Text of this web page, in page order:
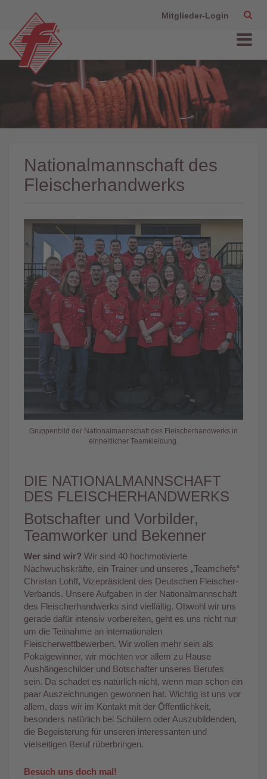
Mitglieder-Login
Nationalmannschaft des
Fleischerhandwerks
Gruppenbild der Nationalmannschaft des Fleischerhandwerks in
einheitlicher Teamkleidung.
DIE NATIONALMANNSCHAFT
DES FLEISCHERHANDWERKS
Botschafter und Vorbilder,
Teamworker und Bekenner
Wer sind wir? Wir sind 40 hochmotivierte
Nachwuchskräfte, ein Trainer und unseres „Teamchefs“
Christan Lohff, Vizepräsident des Deutschen Fleischer-
Verbands. Unsere Aufgaben in der Nationalmannschaft
des Fleischerhandwerks sind vielfältig. Obwohl wir uns
gerade dafür intensiv vorbereiten, geht es uns nicht nur
um die Teilnahme an internationalen
Fleischerwettbewerben. Wir wollen mehr sein als
Pokalgewinner, wir möchten vor allem zu Hause
Aushängeschilder und Botschafter unseres Berufes
sein. Da schadet es natürlich nicht, wenn man schon ein
paar Auszeichnungen gewonnen hat. Wichtig ist uns vor
allem, dass wir im Kontakt mit der Öffentlichkeit,
besonders natürlich bei Schülern oder Auszubildenden,
die Begeisterung für unseren interessanten und
vielseitigen Beruf rüberbringen.
Besuch uns doch mal!